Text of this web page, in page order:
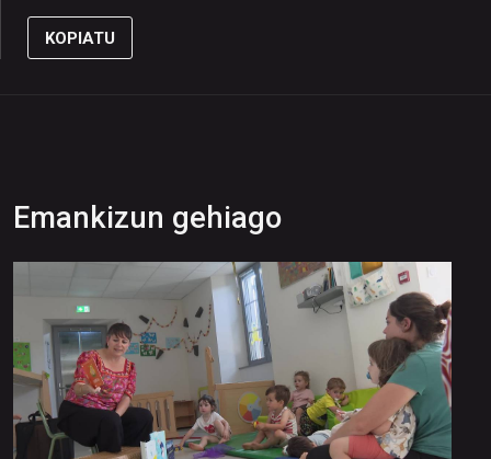
KOPIATU
Emankizun gehiago